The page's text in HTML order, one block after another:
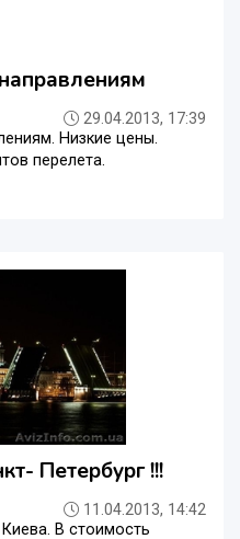
29.04.2013, 17:39
Низкие цены.
перелета.
Петербург !!!
11.04.2013, 14:42
В стоимость